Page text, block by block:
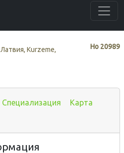
Нo 20989
Латвия, Kurzeme,
Специализация Карта